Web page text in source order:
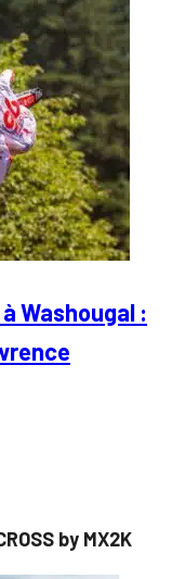
Washougal :
by MX2K